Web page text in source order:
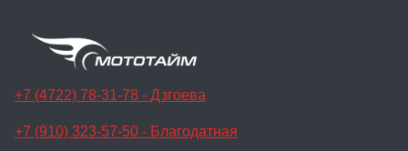
+7 (4722) 78-31-78 - Дзгоева
+7 (910) 323-57-50 - Благодатная